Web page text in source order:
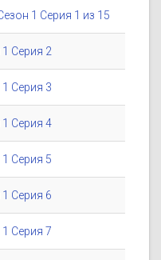
1 Серия 1 из 15
Серия 2
Серия 3
Серия 4
Серия 5
Серия 6
Серия 7